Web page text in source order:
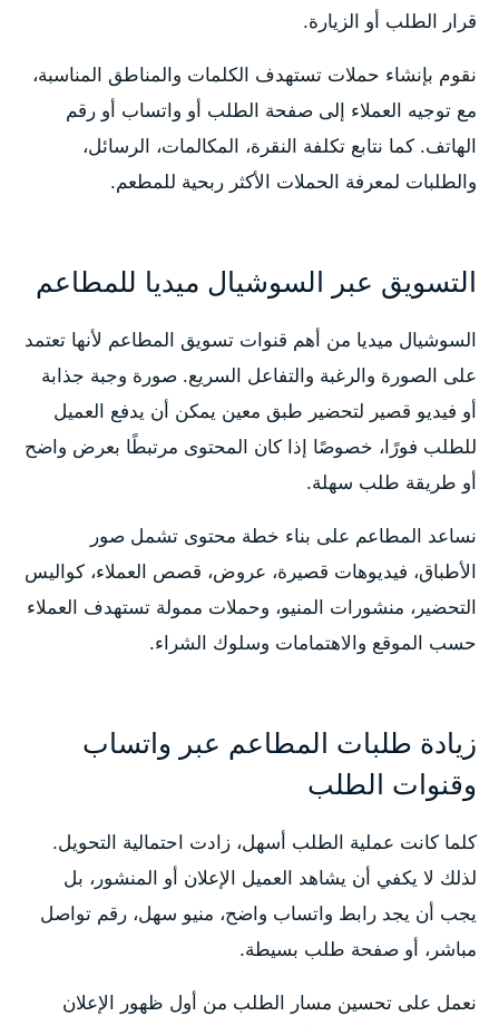
قرار الطلب أو الزيارة.
نقوم بإنشاء حملات تستهدف الكلمات والمناطق المناسبة،
مع توجيه العملاء إلى صفحة الطلب أو واتساب أو رقم
الهاتف. كما نتابع تكلفة النقرة، المكالمات، الرسائل،
والطلبات لمعرفة الحملات الأكثر ربحية للمطعم.
التسويق عبر السوشيال ميديا للمطاعم
السوشيال ميديا من أهم قنوات تسويق المطاعم لأنها تعتمد
على الصورة والرغبة والتفاعل السريع. صورة وجبة جذابة
أو فيديو قصير لتحضير طبق معين يمكن أن يدفع العميل
للطلب فورًا، خصوصًا إذا كان المحتوى مرتبطًا بعرض واضح
أو طريقة طلب سهلة.
نساعد المطاعم على بناء خطة محتوى تشمل صور
الأطباق، فيديوهات قصيرة، عروض، قصص العملاء، كواليس
التحضير، منشورات المنيو، وحملات ممولة تستهدف العملاء
حسب الموقع والاهتمامات وسلوك الشراء.
زيادة طلبات المطاعم عبر واتساب
وقنوات الطلب
كلما كانت عملية الطلب أسهل، زادت احتمالية التحويل.
لذلك لا يكفي أن يشاهد العميل الإعلان أو المنشور، بل
يجب أن يجد رابط واتساب واضح، منيو سهل، رقم تواصل
مباشر، أو صفحة طلب بسيطة.
نعمل على تحسين مسار الطلب من أول ظهور الإعلان